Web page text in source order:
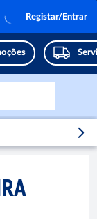
Registar/Entrar